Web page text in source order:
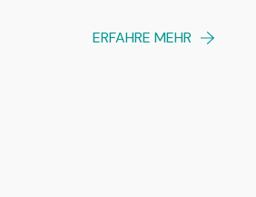
ERFAHRE MEHR